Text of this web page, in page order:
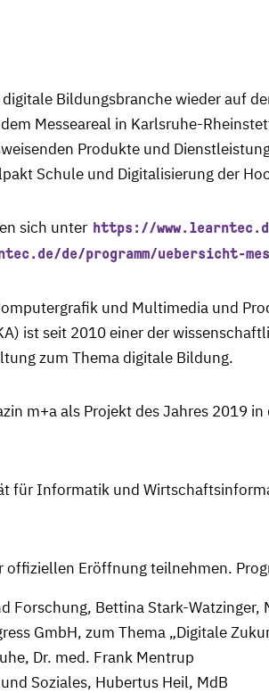
Bildungsbranche wieder auf
Messeareal in Karlsruhe-
Produkte und
Schule und Digitalisierung der
sich unter https://
de/programm/uebersicht-
und Multimedia und
ist seit 2010 einer der
zum Thema digitale Bildung.
m+a als Projekt des Jahres 2019
für Informatik und
offiziellen Eröffnung teilnehmen.
Forschung, Bettina Stark-Watzinger,
GmbH, zum Thema „Digitale
Dr. med. Frank Mentrup
Soziales, Hubertus Heil, MdB